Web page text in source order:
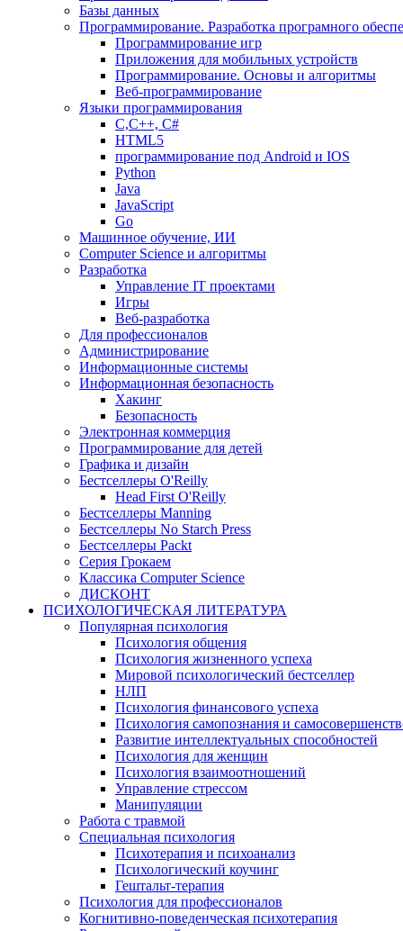
Базы данных
Программирование. Разработка програмного
Программирование игр
Приложения для мобильных устройств
Программирование. Основы и алгоритмы
Веб-программирование
Языки программирования
С,С++, С#
HTML5
программирование под Android и IOS
Python
Java
JavaScript
Go
Машинное обучение, ИИ
Computer Science и алгоритмы
Разработка
Управление IT проектами
Игры
Веб-разработка
Для профессионалов
Администрирование
Информационные системы
Информационная безопасность
Хакинг
Безопасность
Электронная коммерция
Программирование для детей
Графика и дизайн
Бестселлеры O'Reilly
Head First O'Reilly
Бестселлеры Manning
Бестселлеры No Starch Press
Бестселлеры Packt
Серия Грокаем
Классика Computer Science
ДИСКОНТ
ПСИХОЛОГИЧЕСКАЯ ЛИТЕРАТУРА
Популярная психология
Психология общения
Психология жизненного успеха
Мировой психологический бестселлер
НЛП
Психология финансового успеха
Психология самопознания и
Развитие интеллектуальных способностей
Психология для женщин
Психология взаимоотношений
Управление стрессом
Манипуляции
Работа с травмой
Специальная психология
Психотерапия и психоанализ
Психологический коучинг
Гештальт-терапия
Психология для профессионалов
Когнитивно-поведенческая психотерапия